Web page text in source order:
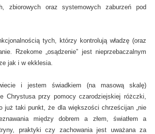
zbiorowych oraz systemowych zaburzeń pod
tych, którzy kontrolują władzę (oraz
Rzekome „osądzenie” jest nieprzebaczalnym
jak i w ekklesia.
i jestem świadkiem (na masową skalę)
Chrystusa przy pomocy czarodziejskiej różczki,
już taki punkt, że dla większości chrześcijan „nie
między dobrem a złem, światłem a
praktyki czy zachowania jest uważana za